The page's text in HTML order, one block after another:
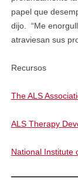
papel que
dijo. “Me
atraviesan sus
Recursos
The ALS
ALS Therapy
National Institute